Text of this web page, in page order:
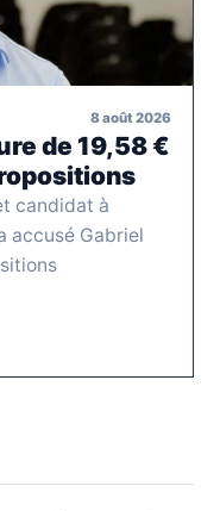
8 août 2026
de 19,58 €
candidat à
accusé Gabriel